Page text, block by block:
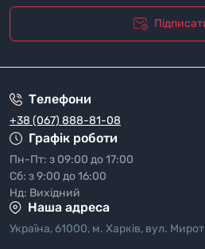
Телефони
+38 (067) 888-81-08
Графік роботи
Пн-Пт: з 09:00 до 17:00
Сб: з 9:00 до 16:00
Нд: Вихідний
Наша адреса
Україна, 61000, м. Харків, вул.